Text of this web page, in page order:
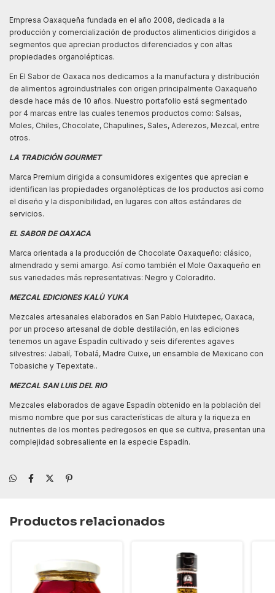
Empresa Oaxaqueña fundada en el año 2008, dedicada a la
producción y comercialización de productos alimenticios dirigidos a
segmentos que aprecian productos diferenciados y con altas
propiedades organolépticas.
En El Sabor de Oaxaca nos dedicamos a la manufactura y distribución
de alimentos agroindustriales con origen principalmente Oaxaqueño
desde hace más de 10 años. Nuestro portafolio está segmentado
por 4 marcas entre las cuales tenemos productos como: Salsas,
Moles, Chiles, Chocolate, Chapulines, Sales, Aderezos, Mezcal, entre
otros.
LA TRADICIÓN GOURMET
Marca Premium dirigida a consumidores exigentes que aprecian e
identifican las propiedades organolépticas de los productos así como
el diseño y la disponibilidad, en lugares con altos estándares de
servicios.
EL SABOR DE OAXACA
Marca orientada a la producción de Chocolate Oaxaqueño: clásico,
almendrado y semi amargo. Así como también el Mole Oaxaqueño en
sus variedades más representativas: Negro y Coloradito.
MEZCAL EDICIONES KALÙ YUKA
Mezcales artesanales elaborados en San Pablo Huixtepec, Oaxaca,
por un proceso artesanal de doble destilación, en las ediciones
tenemos un agave Espadín cultivado y seis diferentes agaves
silvestres: Jabalí, Tobalá, Madre Cuixe, un ensamble de Mexicano con
Tobasiche y Tepextate..
MEZCAL SAN LUIS DEL RIO
Mezcales elaborados de agave Espadín obtenido en la población del
mismo nombre que por sus características de altura y la riqueza en
nutrientes de los montes pedregosos en que se cultiva, presentan una
complejidad sobresaliente en la especie Espadín.
Productos relacionados